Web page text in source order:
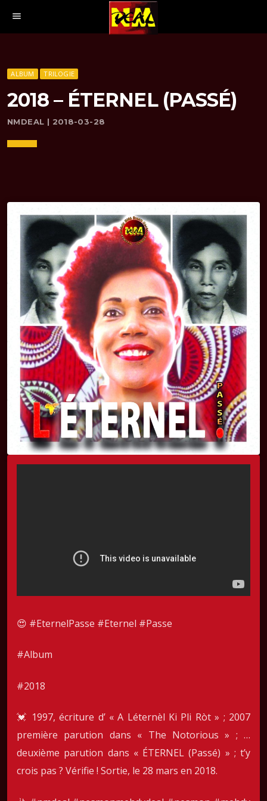
menu
ALBUM TRILOGIE
2018 – ÉTERNEL (PASSÉ)
NMDEAL | 2018-03-28
😍 #EternelPasse #Eternel #Passe
#Album
#2018
💓 1997, écriture d’ « A Léternèl Ki Pli Ròt » ; 2007
première parution dans « The Notorious » ; …
deuxième parution dans « ÉTERNEL (Passé) » ; t’y
crois pas ? Vérifie ! Sortie, le 28 mars en 2018.